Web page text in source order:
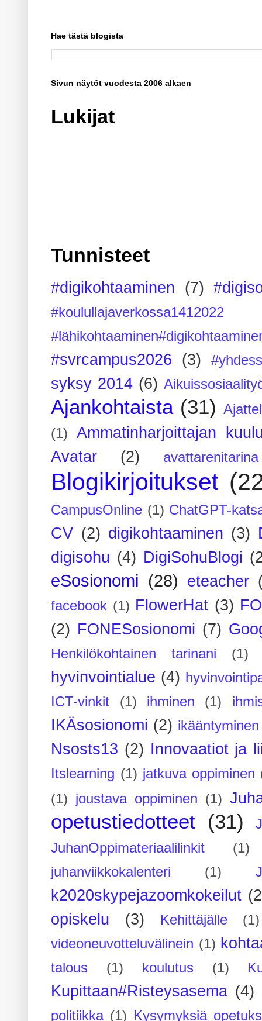
Hae tästä blogista
Sivun näytöt vuodesta 2006 alkaen
Lukijat
Tunnisteet
#digikohtaaminen (7)
#koulullajaverkossa1412022
#svrcampus2026 (3)
syksy 2014 (6)
Ajankohtaista (31)
(1)
Ammatinharjoittajan
Avatar
(2) avattarenitarina
Blogikirjoitukset
CampusOnline (1) ChatGPT-
CV (2) digikohtaaminen (3)
digisohu (4) DigiSohuBlogi
eSosionomi (28) eteacher
facebook (1) FlowerHat (3)
(2) FONESosionomi (7)
Henkilökohtainen tarinani (1)
hyvinvointialue (4)
ICT-vinkit
(1) ihminen (1)
IKÄsosionomi (2) ikääntyminen
Nsosts13 (2) Innovaatiot ja
Itslearning (1) jatkuva oppiminen
(1) joustava oppiminen (1)
opetustiedotteet (31)
JuhanOppimateriaalilinkit
(1)
juhanviikkokalenteri
(1)
k2020skypejazoomkokeilut
opiskelu
(3) Kehittäjälle
(1)
videoneuvotteluvälinein (1)
talous (1) koulutus (1)
Kupittaan#Risteysasema (4)
politiikka (1) Kysymyksiä